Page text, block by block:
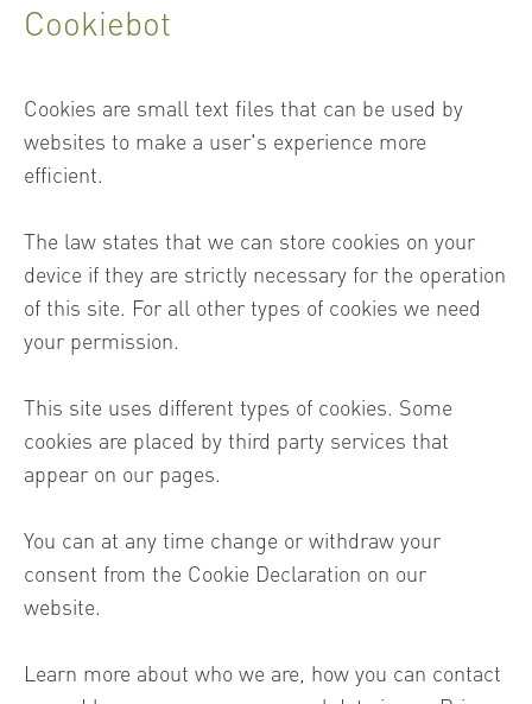
Cookiebot
Cookies are small text files that can be used by
websites to make a user's experience more
efficient.
The law states that we can store cookies on your
device if they are strictly necessary for the operation
of this site. For all other types of cookies we need
your permission.
This site uses different types of cookies. Some
cookies are placed by third party services that
appear on our pages.
You can at any time change or withdraw your
consent from the Cookie Declaration on our
website.
Learn more about who we are, how you can contact